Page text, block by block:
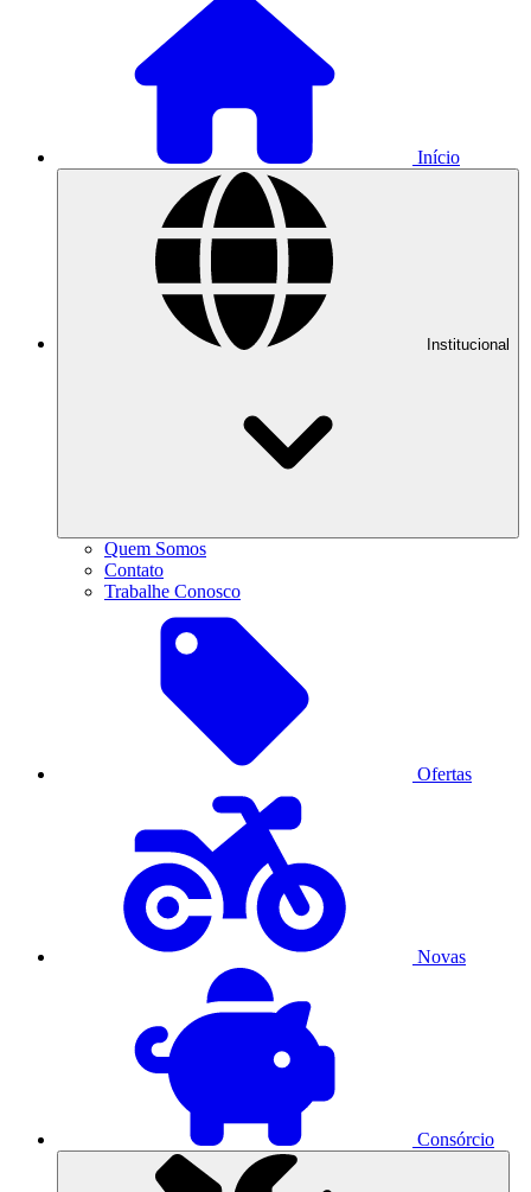
Início
Institucional
Quem Somos
Contato
Trabalhe Conosco
Ofertas
Novas
Consórcio